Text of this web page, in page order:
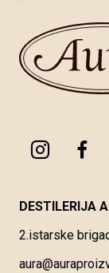
DESTILERIJA
2.istarske